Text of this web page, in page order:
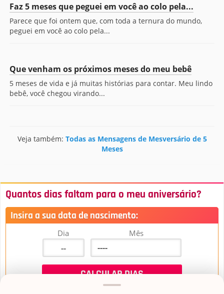
Faz 5 meses que peguei em você ao colo pela...
Parece que foi ontem que, com toda a ternura do mundo,
peguei em você ao colo pela...
Que venham os próximos meses do meu bebê
5 meses de vida e já muitas histórias para contar. Meu lindo
bebê, você chegou virando...
Veja também: Todas as Mensagens de Mesversário de 5
Meses
Quantos dias faltam para o meu aniversário?
Insira a sua data de nascimento:
Dia Mês